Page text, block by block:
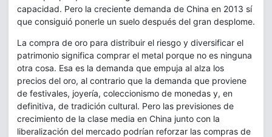
capacidad. Pero la creciente demanda de China en 2013 sí
que consiguió ponerle un suelo después del gran desplome.
La compra de oro para distribuir el riesgo y diversificar el
patrimonio significa comprar el metal porque no es ninguna
otra cosa. Esa es la demanda que empuja al alza los
precios del oro, al contrario que la demanda que proviene
de festivales, joyería, coleccionismo de monedas y, en
definitiva, de tradición cultural. Pero las previsiones de
crecimiento de la clase media en China junto con la
liberalización del mercado podrían reforzar las compras de